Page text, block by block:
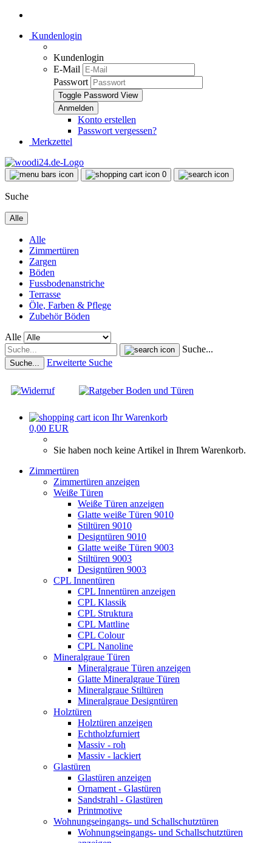
Kundenlogin
Kundenlogin
E-Mail
Passwort
Toggle Password View
Konto erstellen
Passwort vergessen?
Merkzettel
0
Suche
Alle
Alle
Zimmertüren
Zargen
Böden
Fussbodenanstriche
Terrasse
Öle, Farben & Pflege
Zubehör Böden
Alle
Suche...
Suche... Erweiterte Suche
Ihr Warenkorb
0,00 EUR
Sie haben noch keine Artikel in Ihrem Warenkorb.
Zimmertüren
Zimmertüren anzeigen
Weiße Türen
Weiße Türen anzeigen
Glatte weiße Türen 9010
Stiltüren 9010
Designtüren 9010
Glatte weiße Türen 9003
Stiltüren 9003
Designtüren 9003
CPL Innentüren
CPL Innentüren anzeigen
CPL Klassik
CPL Struktura
CPL Mattline
CPL Colour
CPL Nanoline
Mineralgraue Türen
Mineralgraue Türen anzeigen
Glatte Mineralgraue Türen
Mineralgraue Stiltüren
Mineralgraue Designtüren
Holztüren
Holztüren anzeigen
Echtholzfurniert
Massiv - roh
Massiv - lackiert
Glastüren
Glastüren anzeigen
Ornament - Glastüren
Sandstrahl - Glastüren
Printmotive
Wohnungseingangs- und Schallschutztüren
Wohnungseingangs- und Schallschutztüren